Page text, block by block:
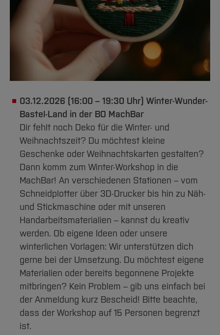
03.12.2026 (16:00 – 19:30 Uhr) Winter-Wunder-
Bastel-Land in der BO MachBar
Dir fehlt noch Deko für die Winter- und
Weihnachtszeit? Du möchtest kleine
Geschenke oder Weihnachtskarten gestalten?
Dann komm zum Winter-Workshop in die
MachBar! An verschiedenen Stationen – vom
Schneidplotter über 3D-Drucker bis hin zu Näh-
und Stickmaschine oder mit unseren
Handarbeitsmaterialien – kannst du kreativ
werden. Ob eigene Ideen oder unsere
winterlichen Vorlagen: Wir unterstützen dich
gerne bei der Umsetzung. Du möchtest eigene
Materialien oder bereits begonnene Projekte
mitbringen? Kein Problem – gib uns einfach bei
der Anmeldung kurz Bescheid! Bitte beachte,
dass der Workshop auf 15 Personen begrenzt
ist.